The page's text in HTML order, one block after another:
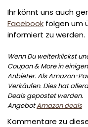
Ihr könnt uns auch
Facebook folgen um
informiert zu werden.
Wenn Du weiterklickst
Coupon & More in
Anbieter. Als Amazon-
Verkäufen. Dies hat
Deals gepostet werden.
AngebotAmazon deals
Kommentare zu